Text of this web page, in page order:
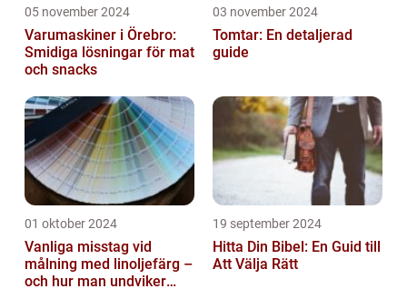
05 november 2024
Varumaskiner i Örebro:
Smidiga lösningar för mat
och snacks
03 november 2024
Tomtar: En detaljerad
guide
01 oktober 2024
Vanliga misstag vid
målning med linoljefärg –
och hur man undviker
19 september 2024
Hitta Din Bibel: En Guid till
Att Välja Rätt